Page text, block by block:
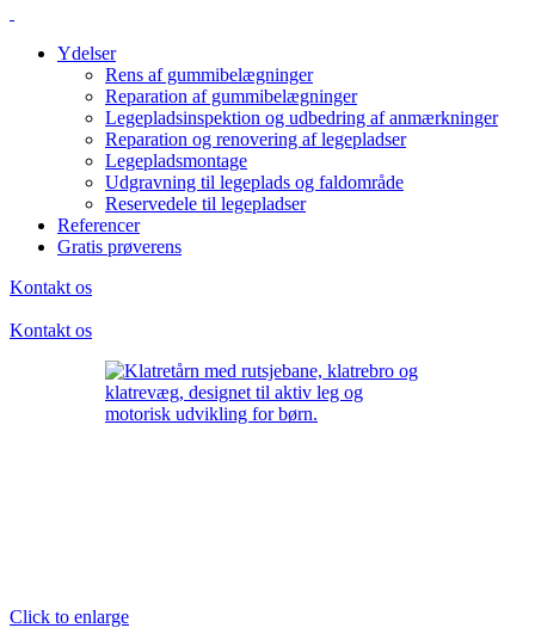
Ydelser
Rens af gummibelægninger
Reparation af gummibelægninger
Legepladsinspektion og udbedring af anmærkninger
Reparation og renovering af legepladser
Legepladsmontage
Udgravning til legeplads og faldområde
Reservedele til legepladser
Referencer
Gratis prøverens
Kontakt os
Kontakt os
Click to enlarge